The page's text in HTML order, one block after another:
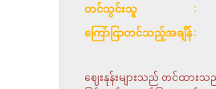
တင်သွင်းသူ
ကြော်ငြာတင်သည့်အချိန်
ဈေးနုန်းများသည် တင်ထားသ